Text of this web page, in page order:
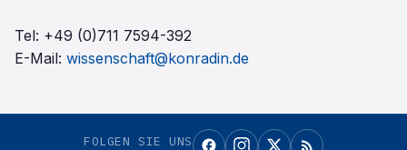
Tel: +49 (0)711 7594-392
E-Mail: wissenschaft@konradin.de
FOLGEN SIE UNS